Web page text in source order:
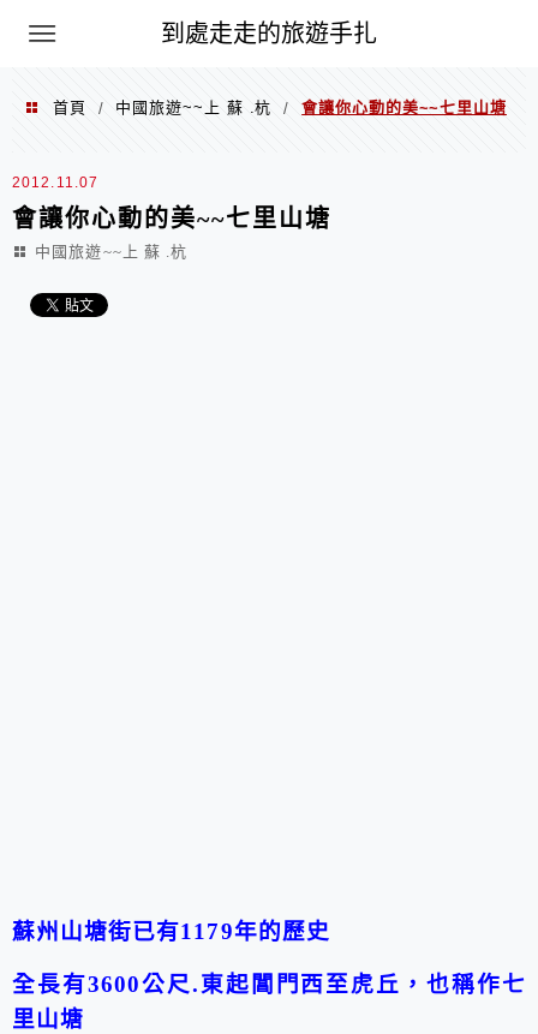
到處走走的旅遊手扎
首頁 / 中國旅遊~~上 蘇 .杭 / 會讓你心動的美~~七里山塘
2012.11.07
會讓你心動的美~~七里山塘
中國旅遊~~上 蘇 .杭
蘇州山塘街已有1179年的歷史
全長有3600公尺.東起閶門西至虎丘，也稱作七
里山塘